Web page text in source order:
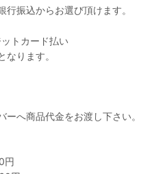
振込からお選び頂けます。
ります。
へ商品代金をお渡し下さい。
円